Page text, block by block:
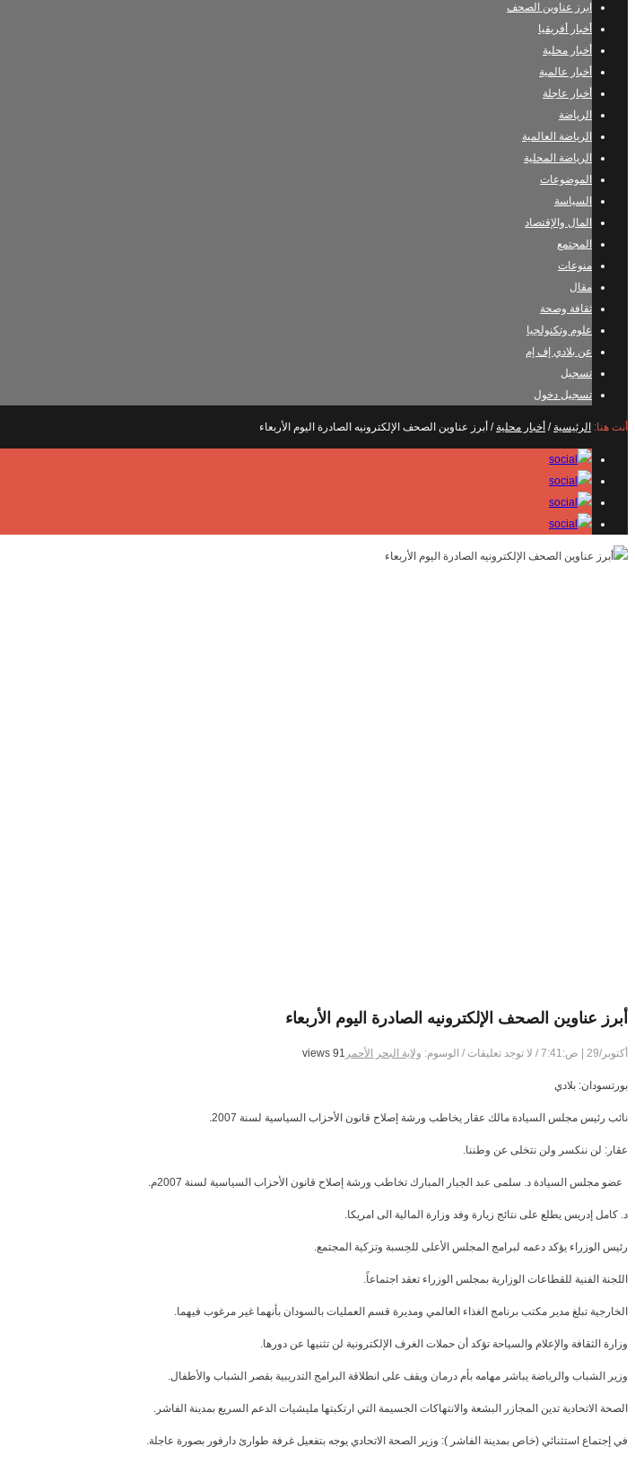
ابرز عناوين الصحف
أخبار أفريقيا
أخبار محلية
أخبار عالمية
أخبار عاجلة
الرياضة
الرياضة العالمية
الرياضة المحلية
الموضوعات
السياسة
المال والإقتصاد
المجتمع
منوعات
مقال
ثقافة وصحة
علوم وتكنولجيا
عن بلادي إف إم
تسجيل
تسجيل دخول
أنت هنا: الرئيسية / أخبار محلية / أبرز عناوين الصحف الإلكترونيه الصادرة اليوم الأربعاء
أبرز عناوين الصحف الإلكترونيه الصادرة اليوم الأربعاء
أكتوبر/29 | ص:7:41 / لا توجد تعليقات / الوسوم: ولاية البحر الأحمر 91 views
بورتسودان: بلادي
نائب رئيس مجلس السيادة مالك عقار يخاطب ورشة إصلاح قانون الأحزاب السياسية لسنة 2007.
عقار: لن ننكسر ولن نتخلى عن وطننا.
عضو مجلس السيادة د. سلمى عبد الجبار المبارك تخاطب ورشة إصلاح قانون الأحزاب السياسية لسنة 2007م.
د. كامل إدريس يطلع على نتائج زيارة وفد وزارة المالية الى امريكا.
رئيس الوزراء يؤكد دعمه لبرامج المجلس الأعلى للحِسبة وتزكية المجتمع.
اللجنة الفنية للقطاعات الوزارية بمجلس الوزراء تعقد اجتماعاً.
الخارجية تبلغ مدير مكتب برنامج الغذاء العالمي ومديرة قسم العمليات بالسودان بأنهما غير مرغوب فيهما.
وزارة الثقافة والإعلام والسياحة تؤكد أن حملات الغرف الإلكترونية لن تثنيها عن دورها.
وزير الشباب والرياضة يباشر مهامه بأم درمان ويقف على انطلاقة البرامج التدريبية بقصر الشباب والأطفال.
الصحة الاتحادية تدين المجازر البشعة والانتهاكات الجسيمة التي ارتكبتها مليشيات الدعم السريع بمدينة الفاشر.
في إجتماع استثنائي (خاص بمدينة الفاشر ): وزير الصحة الاتحادي يوجه بتفعيل غرفة طوارئ دارفور بصورة عاجلة.